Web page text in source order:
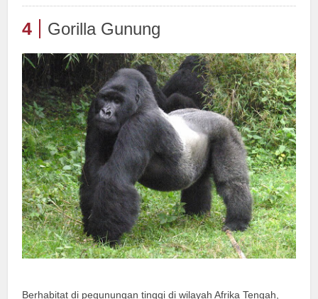
4 Gorilla Gunung
Berhabitat di pegunungan tinggi di wilayah Afrika Tengah,